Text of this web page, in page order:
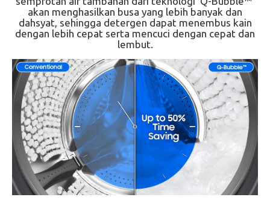
akan menghasilkan busa yang lebih banyak dan
dahsyat, sehingga detergen dapat menembus kain
dengan lebih cepat serta mencuci dengan cepat dan
lembut.